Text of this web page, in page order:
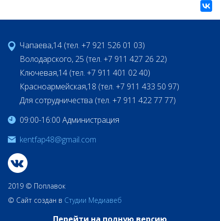
Чапаева,14 (тел. +7 921 526 01 03)
Володарского, 25 (тел. +7 911 427 26 22)
Ключевая,14 (тел. +7 911 401 02 40)
Красноармейская,18 (тел. +7 911 433 50 97)
Для сотрудничества (тел. +7 911 422 77 77)
09:00-16:00 Администрация
kentfap48@gmail.com
2019 © Поплавок
© Сайт создан в Студии Медиавеб